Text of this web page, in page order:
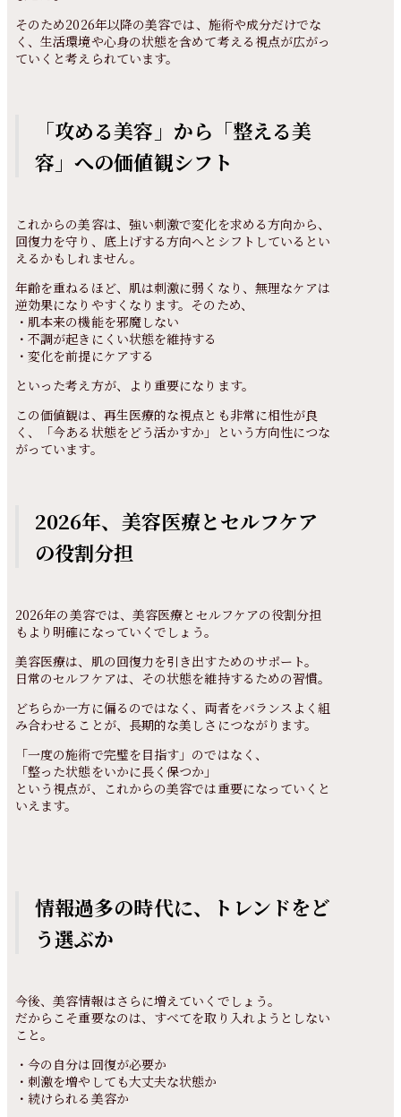
そのため2026年以降の美容では、施術や成分だけでな
く、生活環境や心身の状態を含めて考える視点が広がっ
ていくと考えられています。
「攻める美容」から「整える美
容」への価値観シフト
これからの美容は、強い刺激で変化を求める方向から、
回復力を守り、底上げする方向へとシフトしているとい
えるかもしれません。
年齢を重ねるほど、肌は刺激に弱くなり、無理なケアは
逆効果になりやすくなります。そのため、
・肌本来の機能を邪魔しない
・不調が起きにくい状態を維持する
・変化を前提にケアする
といった考え方が、より重要になります。
この価値観は、再生医療的な視点とも非常に相性が良
く、「今ある状態をどう活かすか」という方向性につな
がっています。
2026年、美容医療とセルフケア
の役割分担
2026年の美容では、美容医療とセルフケアの役割分担
もより明確になっていくでしょう。
美容医療は、肌の回復力を引き出すためのサポート。
日常のセルフケアは、その状態を維持するための習慣。
どちらか一方に偏るのではなく、両者をバランスよく組
み合わせることが、長期的な美しさにつながります。
「一度の施術で完璧を目指す」のではなく、
「整った状態をいかに長く保つか」
という視点が、これからの美容では重要になっていくと
いえます。
情報過多の時代に、トレンドをど
う選ぶか
今後、美容情報はさらに増えていくでしょう。
だからこそ重要なのは、すべてを取り入れようとしない
こと。
・今の自分は回復が必要か
・刺激を増やしても大丈夫な状態か
・続けられる美容か